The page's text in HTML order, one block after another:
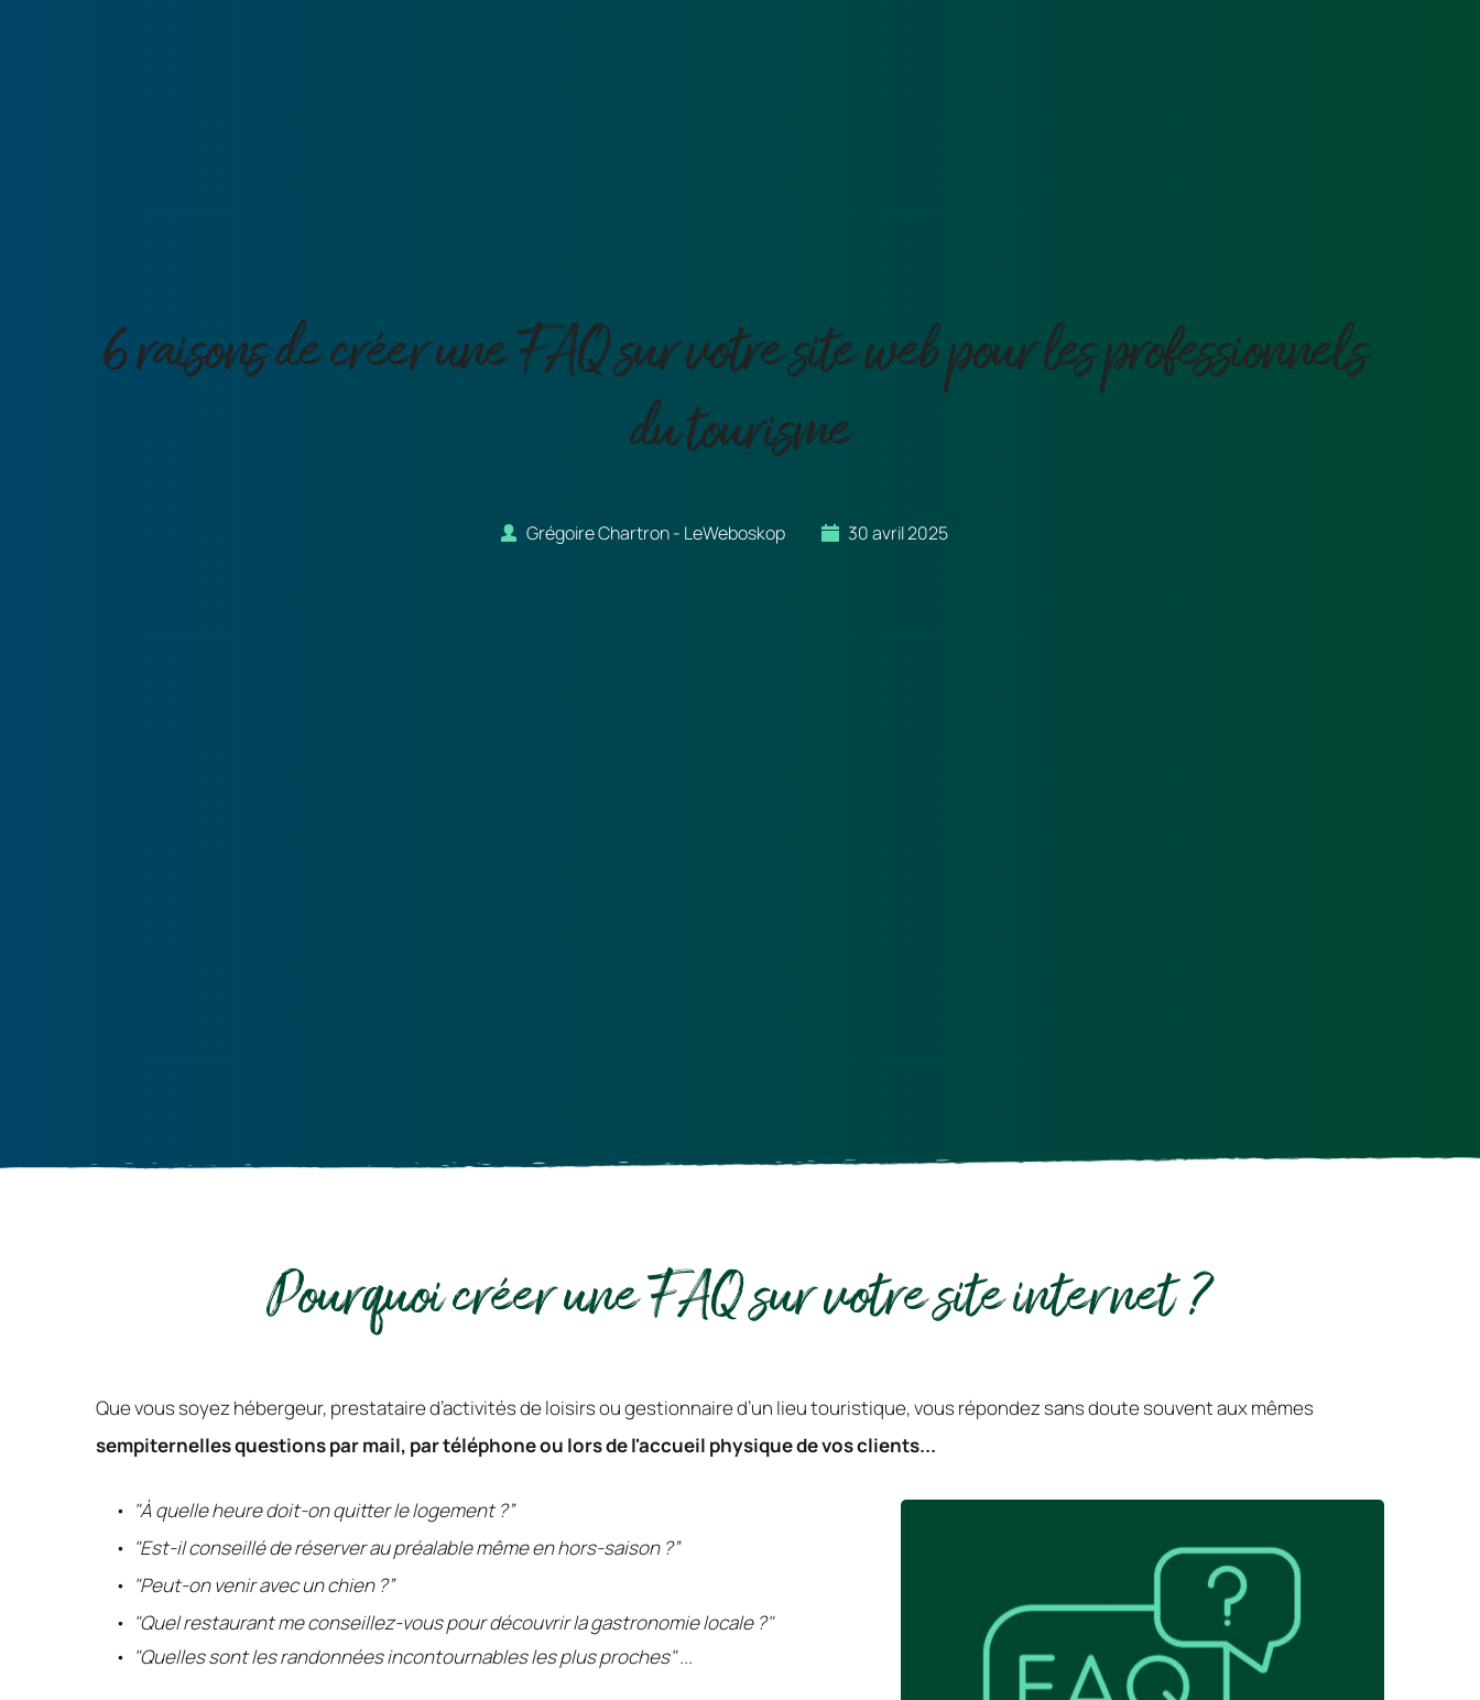
6 raisons de créer une FAQ sur votre site web pour les professionnels
du tourisme
Grégoire Chartron - LeWeboskop 30 avril 2025
Pourquoi créer une FAQ sur votre site internet ?
sempiternelles questions par mail, par téléphone ou lors de l'accueil physique de vos clients...
"À quelle heure doit-on quitter le logement ?”
"Est-il conseillé de réserver au préalable même en hors-saison ?”
"Peut-on venir avec un chien ?”
"Quel restaurant me conseillez-vous pour découvrir la gastronomie locale ?"
"Quelles sont les randonnées incontournables les plus proches" ...